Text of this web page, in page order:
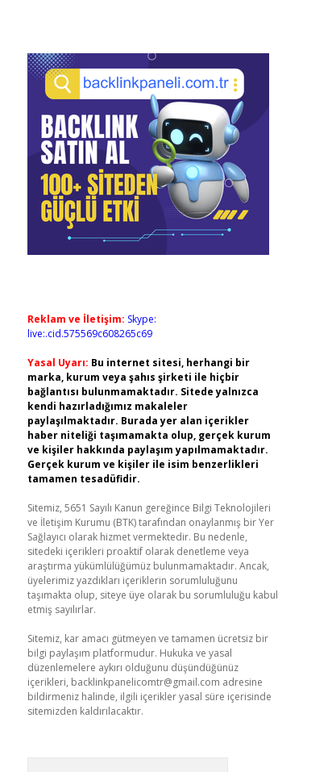
Reklam ve İletişim: Skype:
live:.cid.575569c608265c69
Yasal Uyarı: Bu internet sitesi, herhangi bir
marka, kurum veya şahıs şirketi ile hiçbir
bağlantısı bulunmamaktadır. Sitede yalnızca
kendi hazırladığımız makaleler
paylaşılmaktadır. Burada yer alan içerikler
haber niteliği taşımamakta olup, gerçek kurum
ve kişiler hakkında paylaşım yapılmamaktadır.
Gerçek kurum ve kişiler ile isim benzerlikleri
tamamen tesadüfidir.
Sitemiz, 5651 Sayılı Kanun gereğince Bilgi Teknolojileri
ve İletişim Kurumu (BTK) tarafından onaylanmış bir Yer
Sağlayıcı olarak hizmet vermektedir. Bu nedenle,
sitedeki içerikleri proaktif olarak denetleme veya
araştırma yükümlülüğümüz bulunmamaktadır. Ancak,
üyelerimiz yazdıkları içeriklerin sorumluluğunu
taşımakta olup, siteye üye olarak bu sorumluluğu kabul
etmiş sayılırlar.
Sitemiz, kar amacı gütmeyen ve tamamen ücretsiz bir
bilgi paylaşım platformudur. Hukuka ve yasal
düzenlemelere aykırı olduğunu düşündüğünüz
içerikleri, backlinkpanelicomtr@gmail.com adresine
bildirmeniz halinde, ilgili içerikler yasal süre içerisinde
sitemizden kaldırılacaktır.